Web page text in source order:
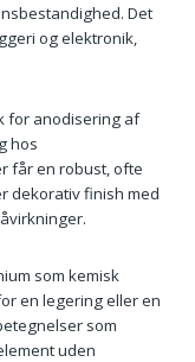
Det
og elektronik,
for anodisering af
hos
får en robust, ofte
dekorativ finish med
som kemisk
en legering eller en
som
uden